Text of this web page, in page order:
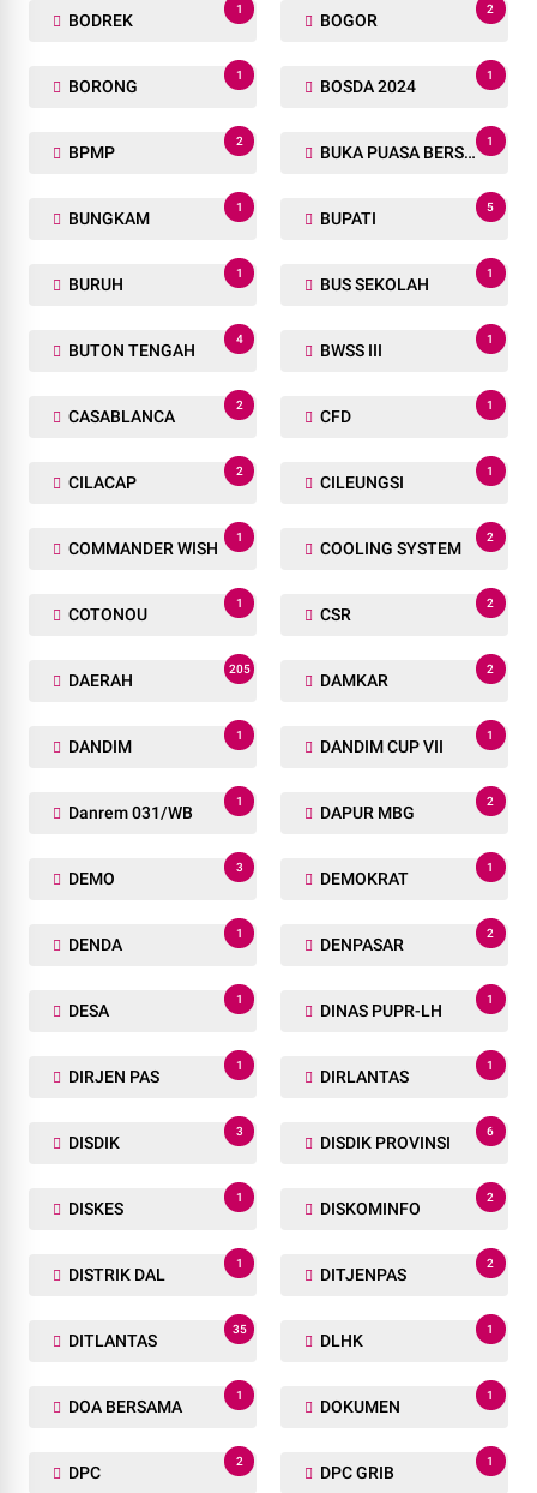
BODREK
1
BOGOR
2
BORONG
1
BOSDA 2024
1
BPMP
2
BUKA PUASA BERSAMA
1
BUNGKAM
1
BUPATI
5
BURUH
1
BUS SEKOLAH
1
BUTON TENGAH
4
BWSS III
1
CASABLANCA
2
CFD
1
CILACAP
2
CILEUNGSI
1
COMMANDER WISH
1
COOLING SYSTEM
2
COTONOU
1
CSR
2
DAERAH
205
DAMKAR
2
DANDIM
1
DANDIM CUP VII
1
Danrem 031/WB
1
DAPUR MBG
2
DEMO
3
DEMOKRAT
1
DENDA
1
DENPASAR
2
DESA
1
DINAS PUPR-LH
1
DIRJEN PAS
1
DIRLANTAS
1
DISDIK
3
DISDIK PROVINSI
6
DISKES
1
DISKOMINFO
2
DISTRIK DAL
1
DITJENPAS
2
DITLANTAS
35
DLHK
1
DOA BERSAMA
1
DOKUMEN
1
DPC
2
DPC GRIB
1